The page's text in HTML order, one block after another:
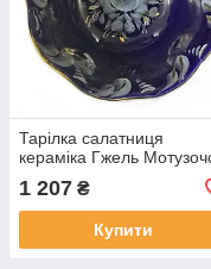
Тарілка салатниця
кераміка Гжель
1 207 ₴
Купити